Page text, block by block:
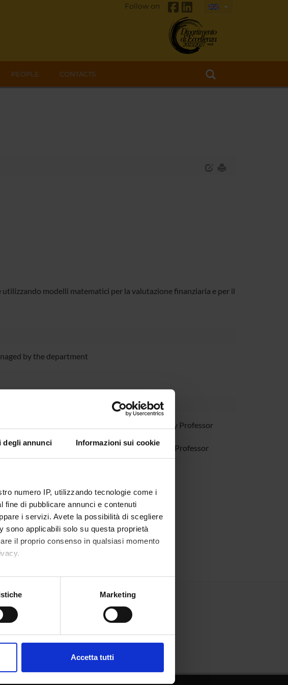
degli annunci Informazioni sui cookie
numero IP, utilizzando tecnologie come i
di pubblicare annunci e contenuti
i servizi. Avete la possibilità di scegliere
applicabili solo su questa proprietà
il proprio consenso in qualsiasi momento
di qualche metro,
sui cookie.
Marketing
Accetta tutti
Follow on
PEOPLE CONTACTS
modelli matematici per la valutazione finanziaria e per il
by the department
Temporary Professor
Alberto Roveda Assistant Professor